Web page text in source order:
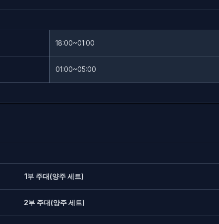
18:00~01:00
01:00~05:00
1부 주대(양주 세트)
2부 주대(양주 세트)